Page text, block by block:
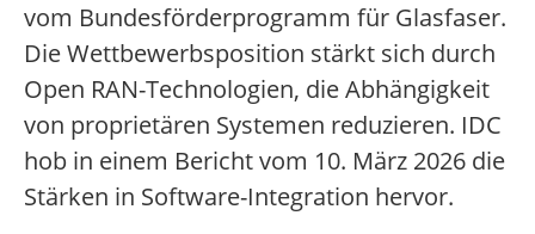
vom Bundesförderprogramm für Glasfaser.
Die Wettbewerbsposition stärkt sich durch
Open RAN-Technologien, die Abhängigkeit
von proprietären Systemen reduzieren. IDC
hob in einem Bericht vom 10. März 2026 die
Stärken in Software-Integration hervor.